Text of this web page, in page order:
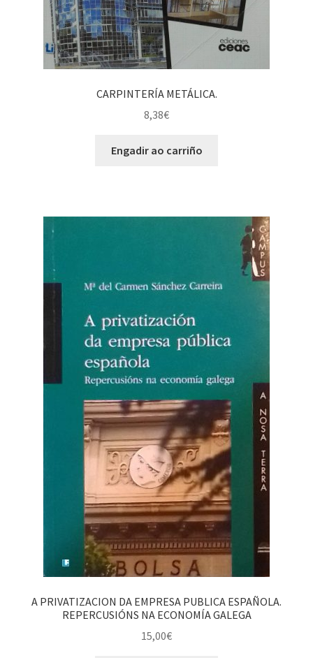
CARPINTERÍA METÁLICA.
8,38€
Engadir ao carriño
A PRIVATIZACION DA EMPRESA PUBLICA ESPAÑOLA.
REPERCUSIÓNS NA ECONOMÍA GALEGA
15,00€